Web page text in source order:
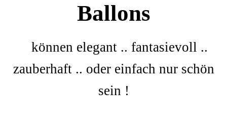
Ballons
können elegant .. fantasievoll ..
zauberhaft .. oder einfach nur schön
sein !